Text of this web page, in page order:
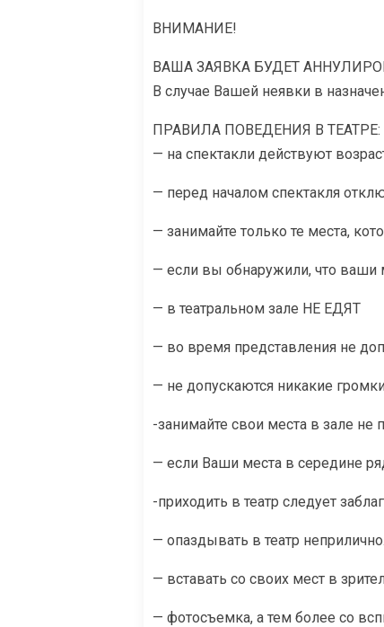
ВНИМАНИЕ!
ВАША ЗАЯВКА БУДЕТ
В случае Вашей неявки в
ПРАВИЛА ПОВЕДЕНИЯ В ТЕАТРЕ:
— на спектакли действуют
— перед началом спектакля
— занимайте только те места,
— если вы обнаружили, что ваши
— в театральном зале НЕ ЕДЯТ
— во время представления не
— не допускаются никакие
-занимайте свои места в зале не
— если Ваши места в середине
-приходить в театр следует
— опаздывать в театр
— вставать со своих мест в
— фотосъемка, а тем более со